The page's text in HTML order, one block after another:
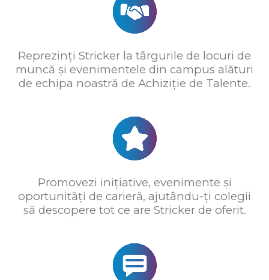
Reprezinți Stricker la târgurile de locuri de
muncă și evenimentele din campus alături
de echipa noastră de Achiziție de Talente.
Promovezi inițiative, evenimente și
oportunități de carieră, ajutându-ți colegii
să descopere tot ce are Stricker de oferit.